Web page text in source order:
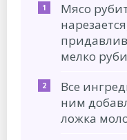
Мясо
мелко
Все
ним
ложка